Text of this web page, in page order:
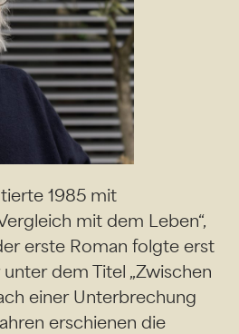
1985 mit
mit dem Leben“,
erste Roman folgte erst
dem Titel „Zwischen
einer Unterbrechung
erschienen die